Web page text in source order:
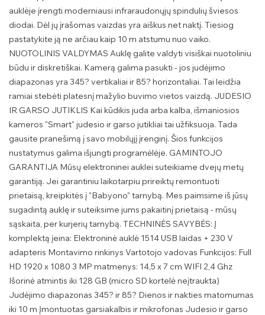
auklėje įrengti moderniausi infraraudonųjų spindulių šviesos
diodai. Dėl jų įrašomas vaizdas yra aiškus net naktį. Tiesiog
pastatykite ją ne arčiau kaip 10 m atstumu nuo vaiko.
NUOTOLINIS VALDYMAS Auklę galite valdyti visiškai nuotoliniu
būdu ir diskretiškai. Kamerą galima pasukti - jos judėjimo
diapazonas yra 345? vertikaliai ir 85? horizontaliai. Tai leidžia
ramiai stebėti platesnį mažylio buvimo vietos vaizdą. JUDESIO
IR GARSO JUTIKLIS Kai kūdikis juda arba kalba, išmaniosios
kameros "Smart" judesio ir garso jutikliai tai užfiksuoja. Tada
gausite pranešimą į savo mobilųjį įrenginį. Šios funkcijos
nustatymus galima išjungti programėlėje. GAMINTOJO
GARANTIJA Mūsų elektroninei auklei suteikiame dvejų metų
garantiją. Jei garantiniu laikotarpiu prireiktų remontuoti
prietaisą, kreipkitės į "Babyono" tarnybą. Mes paimsime iš jūsų
sugadintą auklę ir suteiksime jums pakaitinį prietaisą - mūsų
sąskaita, per kurjerių tarnybą. TECHNINĖS SAVYBĖS: Į
komplektą įeina: Elektroninė auklė 1514 USB laidas + 230 V
adapteris Montavimo rinkinys Vartotojo vadovas Funkcijos: Full
HD 1920 x 1080 3 MP matmenys: 14,5 x 7 cm WIFI 2,4 Ghz
Išorinė atmintis iki 128 GB (micro SD kortelė neįtraukta)
Judėjimo diapazonas 345? ir 85? Dienos ir nakties matomumas
iki 10 m Įmontuotas garsiakalbis ir mikrofonas Judesio ir garso